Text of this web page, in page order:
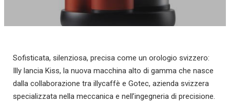
Sofisticata, silenziosa, precisa come un orologio svizzero:
Illy lancia Kiss, la nuova macchina alto di gamma che nasce
dalla collaborazione tra illycaffè e Gotec, azienda svizzera
specializzata nella meccanica e nell’ingegneria di precisione.